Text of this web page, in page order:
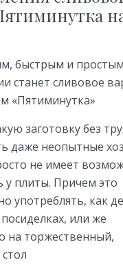
быстрым и
станет сливовое
«Пятиминутка»
заготовку без
даже неопытные
не имеет
у плиты. Причем это
употреблять, как
или же
на торжественный,